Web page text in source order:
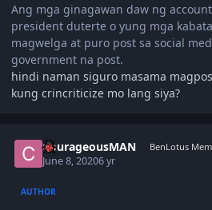
Ang mga ginagawan daw ng
president duterte o yung mga
magwelga at puro post sa social
government na post.
hindi naman siguro masama
kung crincriticize mo lang siya?
CourageousMAN BenLotus
June 8, 20206 yr
AUTHOR